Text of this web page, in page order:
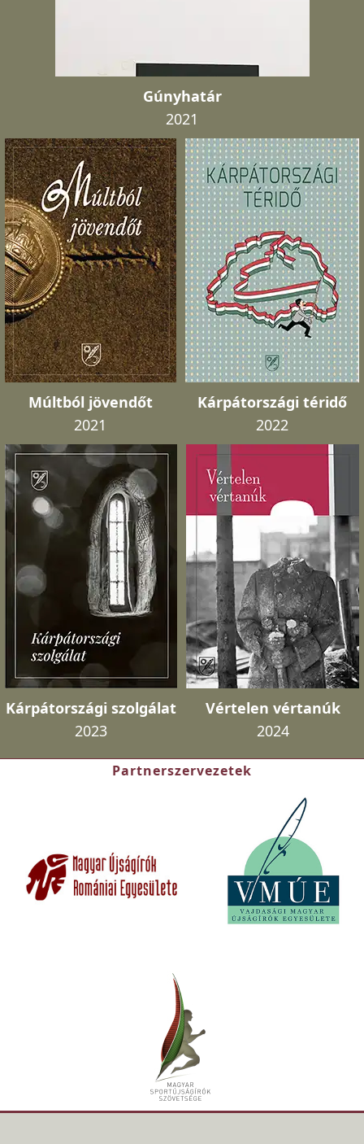
Gúnyhatár
2021
Múltból jövendőt
2021
Kárpátországi téridő
2022
Kárpátországi szolgálat
2023
Vértelen vértanúk
2024
Partnerszervezetek